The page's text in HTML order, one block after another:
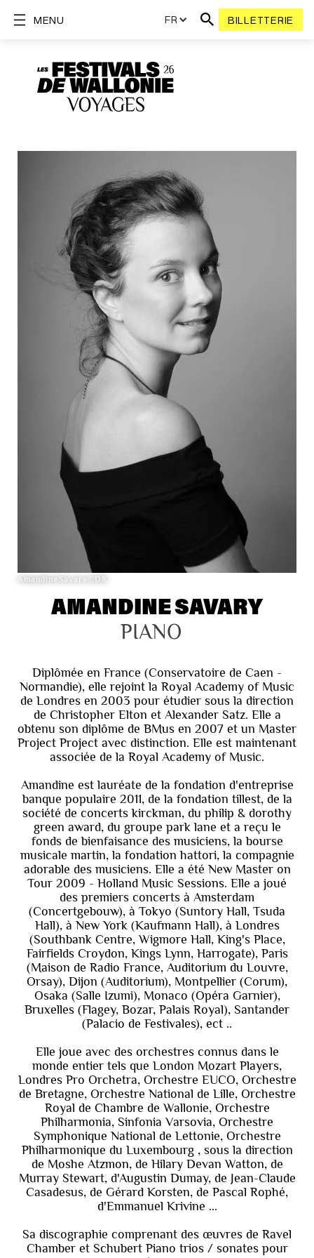
FR BILLETTERIE
MENU
AmandineSavary©DR
AMANDINE SAVARY
PIANO
Diplômée en France (Conservatoire de Caen -
Normandie), elle rejoint la Royal Academy of Music
de Londres en 2003 pour étudier sous la direction
de Christopher Elton et Alexander Satz. Elle a
obtenu son diplôme de BMus en 2007 et un Master
Project Project avec distinction. Elle est maintenant
associée de la Royal Academy of Music.
Amandine est lauréate de la fondation d'entreprise
banque populaire 2011, de la fondation tillest, de la
société de concerts kirckman, du philip & dorothy
green award, du groupe park lane et a reçu le
fonds de bienfaisance des musiciens, la bourse
musicale martin, la fondation hattori, la compagnie
adorable des musiciens. Elle a été New Master on
Tour 2009 - Holland Music Sessions. Elle a joué
des premiers concerts à Amsterdam
(Concertgebouw), à Tokyo (Suntory Hall, Tsuda
Hall), à New York (Kaufmann Hall), à Londres
(Southbank Centre, Wigmore Hall, King's Place,
Fairfields Croydon, Kings Lynn, Harrogate), Paris
(Maison de Radio France, Auditorium du Louvre,
Orsay), Dijon (Auditorium), Montpellier (Corum),
Osaka (Salle Izumi), Monaco (Opéra Garnier),
Bruxelles (Flagey, Bozar, Palais Royal), Santander
(Palacio de Festivales), ect ..
Elle joue avec des orchestres connus dans le
monde entier tels que London Mozart Players,
Londres Pro Orchetra, Orchestre EUCO, Orchestre
de Bretagne, Orchestre National de Lille, Orchestre
Royal de Chambre de Wallonie, Orchestre
Philharmonia, Sinfonia Varsovia, Orchestre
Symphonique National de Lettonie, Orchestre
Philharmonique du Luxembourg , sous la direction
de Moshe Atzmon, de Hilary Devan Watton, de
Murray Stewart, d'Augustin Dumay, de Jean-Claude
Casadesus, de Gérard Korsten, de Pascal Rophé,
d'Emmanuel Krivine ...
Sa discographie comprenant des œuvres de Ravel
Chamber et Schubert Piano trios / sonates pour